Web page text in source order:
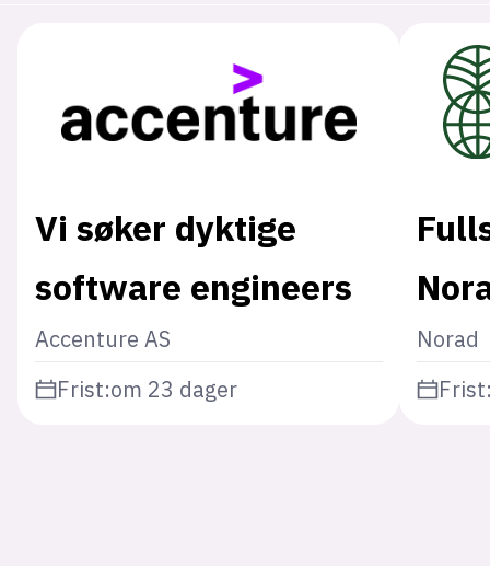
Vi søker dyktige
software engineers
Accenture AS
Frist:om 23 dager
Norad